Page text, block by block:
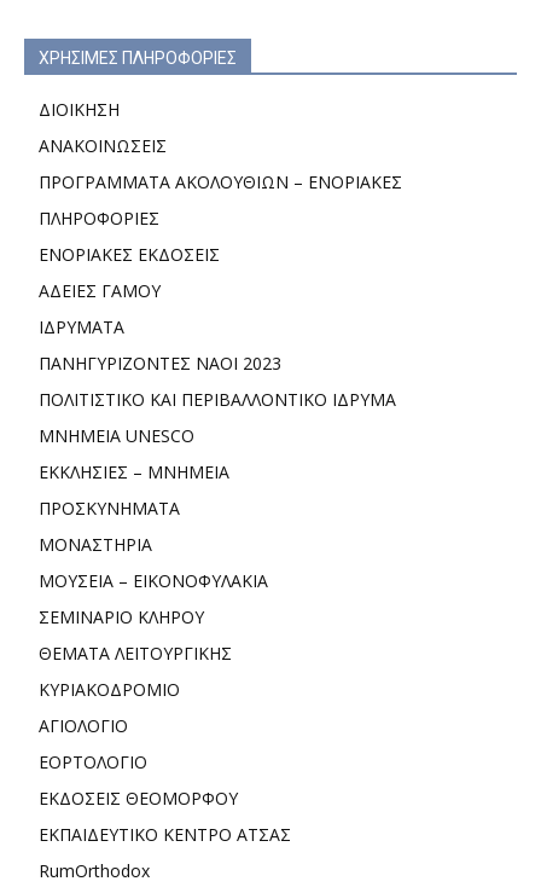
ΧΡΗΣΙΜΕΣ ΠΛΗΡΟΦΟΡΙΕΣ
ΔΙΟΙΚΗΣΗ
ΑΝΑΚΟΙΝΩΣΕΙΣ
ΠΡΟΓΡΑΜΜΑΤΑ ΑΚΟΛΟΥΘΙΩΝ – ΕΝΟΡΙΑΚΕΣ
ΠΛΗΡΟΦΟΡΙΕΣ
ΕΝΟΡΙΑΚΕΣ ΕΚΔΟΣΕΙΣ
ΑΔΕΙΕΣ ΓΑΜΟΥ
ΙΔΡΥΜΑΤΑ
ΠΑΝΗΓΥΡΙΖΟΝΤΕΣ ΝΑΟΙ 2023
ΠΟΛΙΤΙΣΤΙΚΟ ΚΑΙ ΠΕΡΙΒΑΛΛΟΝΤΙΚΟ ΙΔΡΥΜΑ
ΜΝΗΜΕΙΑ UNESCO
ΕΚΚΛΗΣΙΕΣ – ΜΝΗΜΕΙΑ
ΠΡΟΣΚΥΝΗΜΑΤΑ
ΜΟΝΑΣΤΗΡΙΑ
ΜΟΥΣΕΙΑ – ΕΙΚΟΝΟΦΥΛΑΚΙΑ
ΣΕΜΙΝΑΡΙΟ ΚΛΗΡΟΥ
ΘΕΜΑΤΑ ΛΕΙΤΟΥΡΓΙΚΗΣ
ΚΥΡΙΑΚΟΔΡΟΜΙΟ
ΑΓΙΟΛΟΓΙΟ
ΕΟΡΤΟΛΟΓΙΟ
ΕΚΔΟΣΕΙΣ ΘΕΟΜΟΡΦΟΥ
ΕΚΠΑΙΔΕΥΤΙΚΟ ΚΕΝΤΡΟ ΑΤΣΑΣ
RumOrthodox